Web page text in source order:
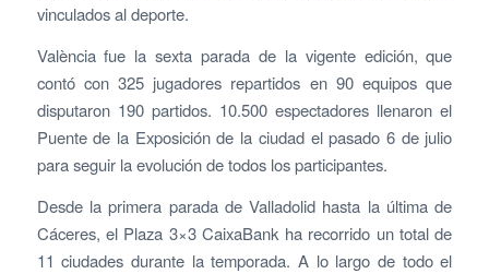
vinculados al deporte.
València fue la sexta parada de la vigente edición, que
contó con 325 jugadores repartidos en 90 equipos que
disputaron 190 partidos. 10.500 espectadores llenaron el
Puente de la Exposición de la ciudad el pasado 6 de julio
para seguir la evolución de todos los participantes.
Desde la primera parada de Valladolid hasta la última de
Cáceres, el Plaza 3×3 CaixaBank ha recorrido un total de
11 ciudades durante la temporada. A lo largo de todo el